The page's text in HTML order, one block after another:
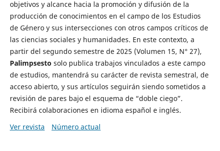
objetivos y alcance hacia la promoción y difusión de la
producción de conocimientos en el campo de los Estudios
de Género y sus intersecciones con otros campos críticos de
las ciencias sociales y humanidades. En este contexto, a
partir del segundo semestre de 2025 (Volumen 15, N° 27),
Palimpsesto solo publica trabajos vinculados a este campo
de estudios, mantendrá su carácter de revista semestral, de
acceso abierto, y sus artículos seguirán siendo sometidos a
revisión de pares bajo el esquema de “doble ciego”.
Recibirá colaboraciones en idioma español e inglés.
Ver revista
Número actual